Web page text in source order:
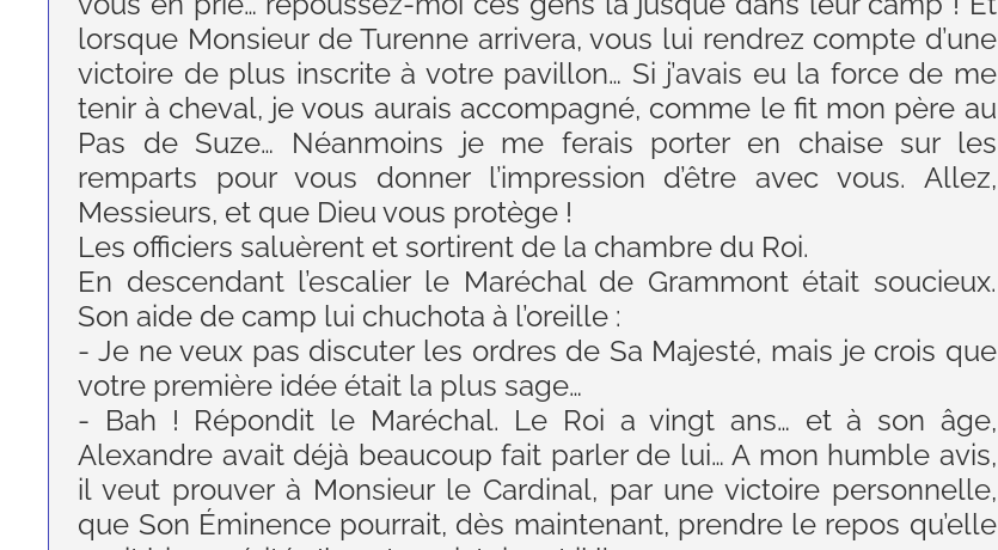
lorsque Monsieur de Turenne arrivera, vous lui rendrez compte d’une
victoire de plus inscrite à votre pavillon… Si j’avais eu la force de me
tenir à cheval, je vous aurais accompagné, comme le fit mon père au
Pas de Suze… Néanmoins je me ferais porter en chaise sur les
remparts pour vous donner l’impression d’être avec vous. Allez,
Messieurs, et que Dieu vous protège !
Les officiers saluèrent et sortirent de la chambre du Roi.
En descendant l’escalier le Maréchal de Grammont était soucieux.
Son aide de camp lui chuchota à l’oreille :
- Je ne veux pas discuter les ordres de Sa Majesté, mais je crois que
votre première idée était la plus sage…
- Bah ! Répondit le Maréchal. Le Roi a vingt ans… et à son âge,
Alexandre avait déjà beaucoup fait parler de lui… A mon humble avis,
il veut prouver à Monsieur le Cardinal, par une victoire personnelle,
que Son Éminence pourrait, dès maintenant, prendre le repos qu’elle